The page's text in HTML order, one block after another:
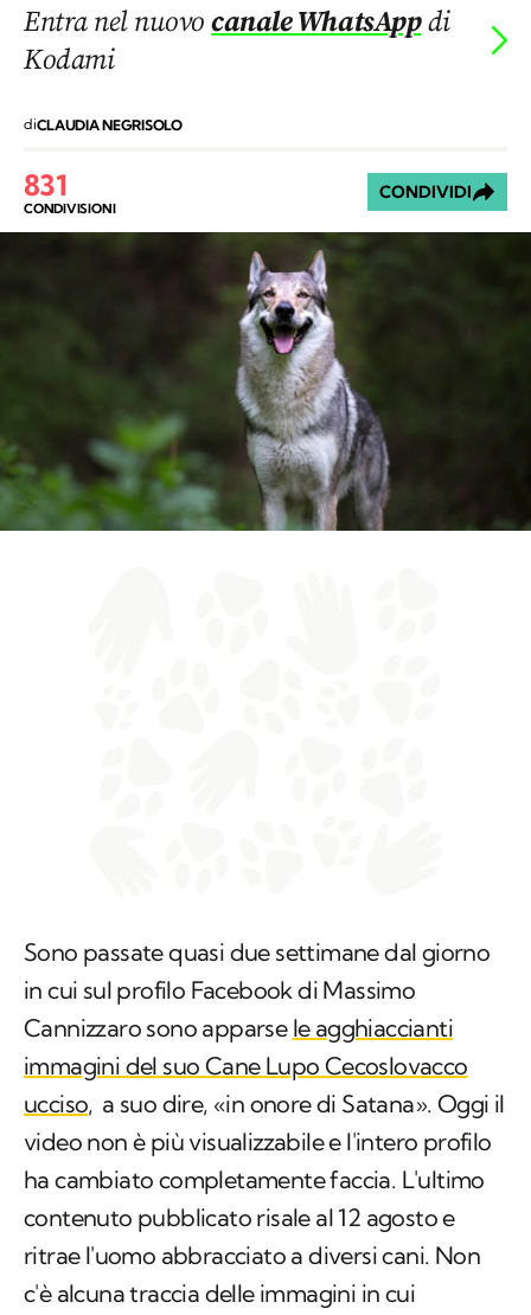
Entra nel nuovocanale WhatsAppdi
Kodami
diCLAUDIA NEGRISOLO
831
CONDIVISIONI
CONDIVIDI
Sono passate quasi due settimane dal giorno
in cui sul profilo Facebook di Massimo
Cannizzaro sono apparse le agghiaccianti
immagini del suo Cane Lupo Cecoslovacco
ucciso, a suo dire, «in onore di Satana». Oggi il
video non è più visualizzabile e l'intero profilo
ha cambiato completamente faccia. L'ultimo
contenuto pubblicato risale al 12 agosto e
ritrae l'uomo abbracciato a diversi cani. Non
c'è alcuna traccia delle immagini in cui